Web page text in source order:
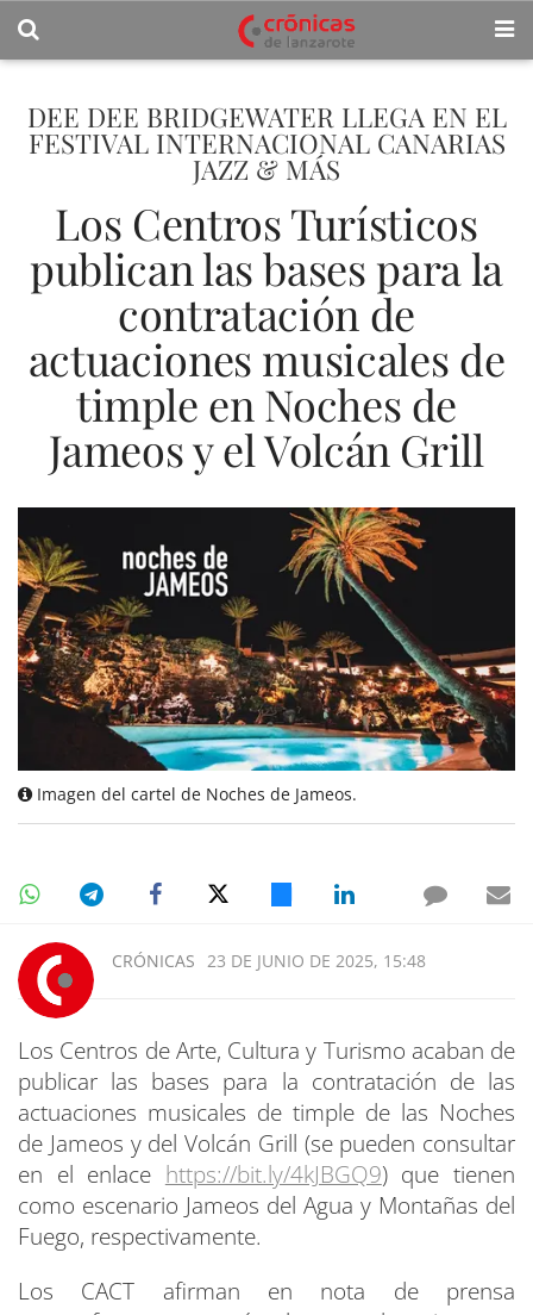
DEE DEE BRIDGEWATER LLEGA EN EL
FESTIVAL INTERNACIONAL CANARIAS
JAZZ & MÁS
Los Centros Turísticos
publican las bases para la
contratación de
actuaciones musicales de
timple en Noches de
Jameos y el Volcán Grill
Imagen del cartel de Noches de Jameos.
CRÓNICAS 23 DE JUNIO DE 2025, 15:48
Los Centros de Arte, Cultura y Turismo acaban de
publicar las bases para la contratación de las
actuaciones musicales de timple de las Noches
de Jameos y del Volcán Grill (se pueden consultar
en el enlace https://bit.ly/4kJBGQ9) que tienen
como escenario Jameos del Agua y Montañas del
Fuego, respectivamente.
Los CACT afirman en nota de prensa